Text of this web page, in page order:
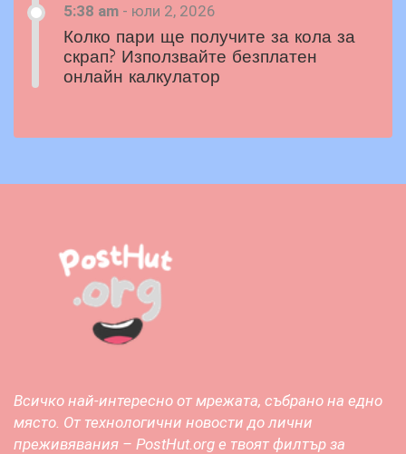
5:38 am - юли 2, 2026
Колко пари ще получите за кола за
скрап? Използвайте безплатен
онлайн калкулатор
Всичко най-интересно от мрежата, събрано на едно
място. От технологични новости до лични
преживявания – PostHut.org е твоят филтър за